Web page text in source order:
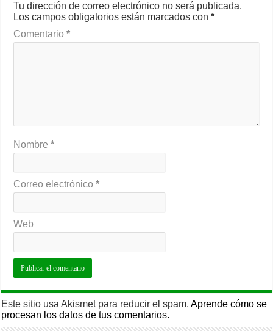
Tu dirección de correo electrónico no será publicada.
Los campos obligatorios están marcados con*
Comentario*
Nombre*
Correo electrónico*
Web
Este sitio usa Akismet para reducir el spam.Aprende cómo se
procesan los datos de tus comentarios.